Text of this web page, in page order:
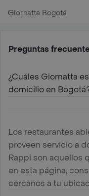
Giornatta Bogotá
Preguntas
¿Cuáles Giornatta
domicilio en
Los restaurantes
proveen servicio a
Rappi son aquellos
en esta página,
cercanos a tu